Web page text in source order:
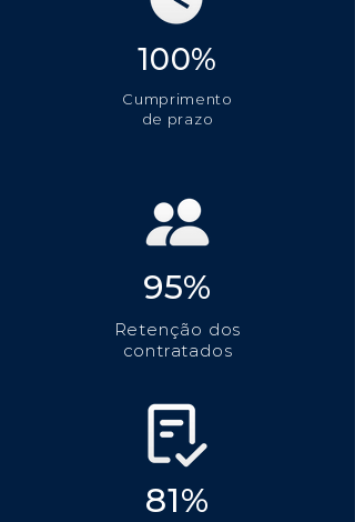
100%
Cumprimento
de prazo
95%
Retenção dos
contratados
81%